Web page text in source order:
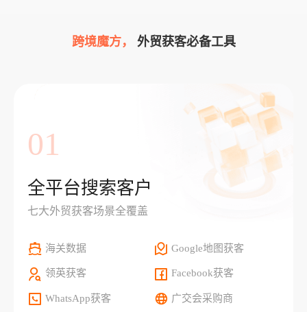
跨境魔方， 外贸获客必备工具
01
全平台搜索客户
七大外贸获客场景全覆盖
海关数据 Google地图获客
领英获客 Facebook获客
WhatsApp获客 广交会采购商